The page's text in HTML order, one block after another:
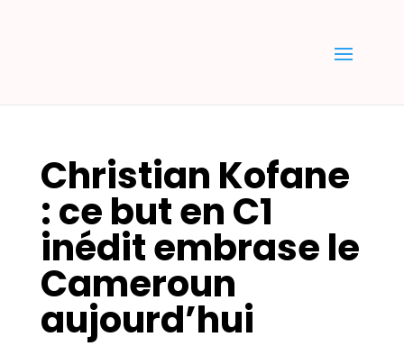
Christian Kofane
: ce but en C1
inédit embrase le
Cameroun
aujourd’hui